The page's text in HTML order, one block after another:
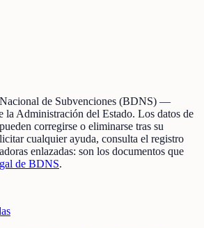
de Subvenciones (BDNS) —
la Administración del Estado. Los datos de
corregirse o eliminarse tras su
cualquier ayuda, consulta el registro
enlazadas: son los documentos que
de BDNS.